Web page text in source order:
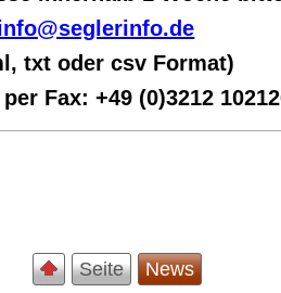
txt oder csv Format)
per Fax:+49 (0)3212
Seite News